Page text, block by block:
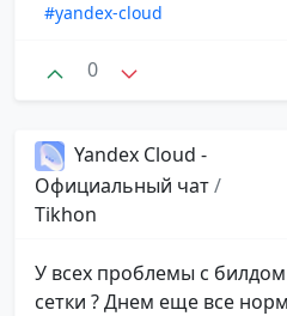
#yandex-cloud
0
Yandex Cloud -
Официальный чат/
Tikhon
У всех проблемы с
сетки ? Днем еще все